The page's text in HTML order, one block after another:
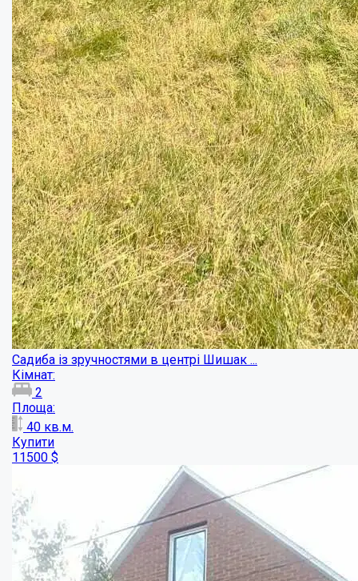
Полтава будинок на Розсошенцях....
Кімнат:
5
Площа:
104кв.м.
Купити